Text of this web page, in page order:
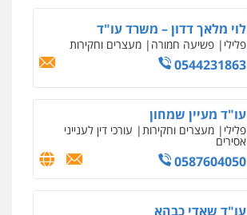
לוי מלאך דדון – משרד עו"ד
פלילי פשיעה חמורה מעצרים וחקירות
0544231863
עו"ד מעיין שמחון
פלילי מעצרים וחקירות עורכי דין לענייני
אסירים
0587604050
עו"ד שאדי כבהא